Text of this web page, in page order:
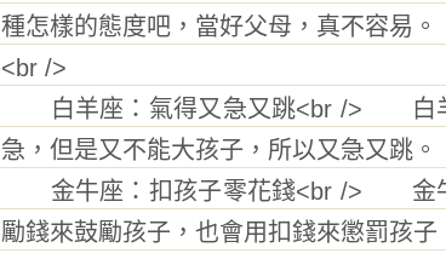
種怎樣的態度吧，當好父母，真不容易。
<br />
白羊座：氣得又急又跳<br /> 白羊
急，但是又不能大孩子，所以又急又跳。
金牛座：扣孩子零花錢<br /> 金牛
勵錢來鼓勵孩子，也會用扣錢來懲罰孩子